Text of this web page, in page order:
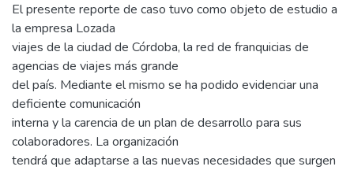
El presente reporte de caso tuvo como objeto de estudio a
la empresa Lozada
viajes de la ciudad de Córdoba, la red de franquicias de
agencias de viajes más grande
del país. Mediante el mismo se ha podido evidenciar una
deficiente comunicación
interna y la carencia de un plan de desarrollo para sus
colaboradores. La organización
tendrá que adaptarse a las nuevas necesidades que surgen